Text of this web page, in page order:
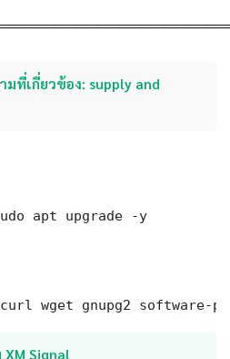
มที่เกี่ยวข้อง: supply and
apt upgrade -y
wget gnupg2 software-
Signal